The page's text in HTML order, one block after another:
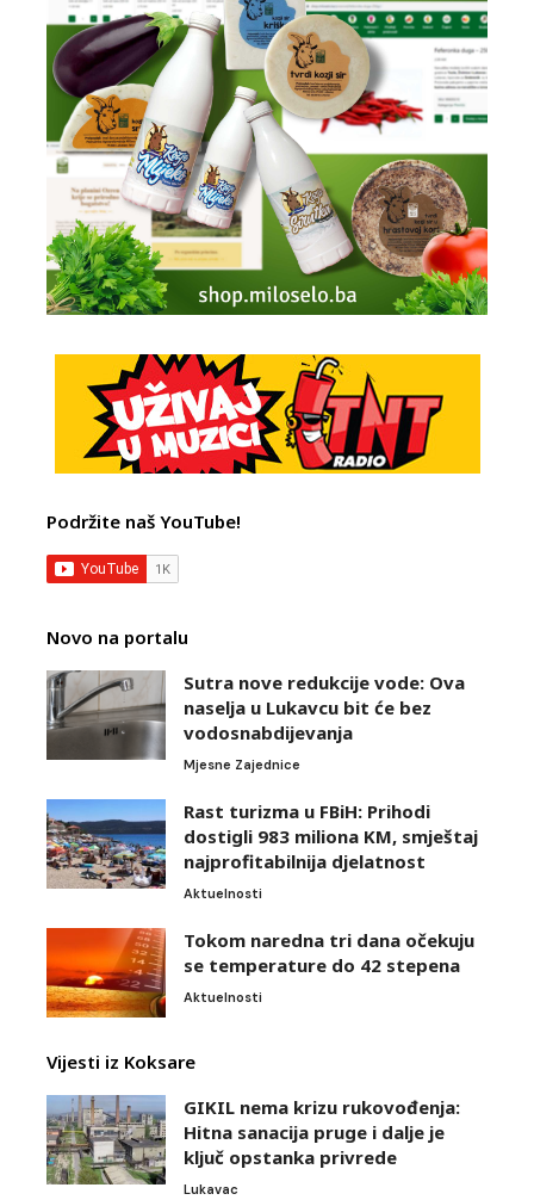
Podržite naš YouTube!
Novo na portalu
Sutra nove redukcije vode: Ova
naselja u Lukavcu bit će bez
vodosnabdijevanja
Mjesne Zajednice
Rast turizma u FBiH: Prihodi
dostigli 983 miliona KM, smještaj
najprofitabilnija djelatnost
Aktuelnosti
Tokom naredna tri dana očekuju
se temperature do 42 stepena
Aktuelnosti
Vijesti iz Koksare
GIKIL nema krizu rukovođenja:
Hitna sanacija pruge i dalje je
ključ opstanka privrede
Lukavac